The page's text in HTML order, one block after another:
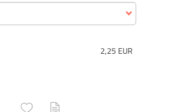
2,25 EUR